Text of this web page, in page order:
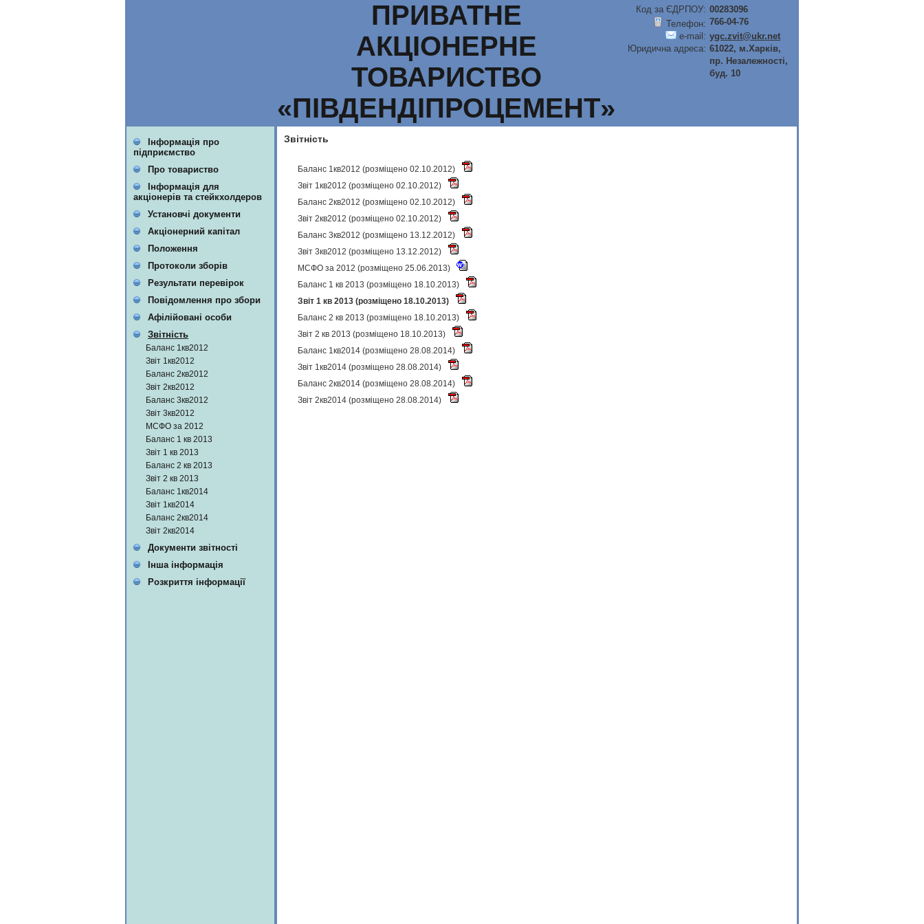
ПРИВАТНЕ
АКЦІОНЕРНЕ
ТОВАРИСТВО
«ПІВДЕНДІПРОЦЕМЕНТ»
Код за ЄДРПОУ: 00283096
Телефон: 766-04-76
e-mail: ygc.zvit@ukr.net
Юридична адреса: 61022, м.Харків,
пр. Незалежності,
буд. 10
Інформація про
підприємство
Про товариство
Інформація для
акціонерів та стейкхолдеров
Установчі документи
Акціонерний капітал
Положення
Протоколи зборів
Результати перевірок
Повідомлення про збори
Афілійовані особи
Звітність
Баланс 1кв2012
Звіт 1кв2012
Баланс 2кв2012
Звіт 2кв2012
Баланс 3кв2012
Звіт 3кв2012
МСФО за 2012
Баланс 1 кв 2013
Звіт 1 кв 2013
Баланс 2 кв 2013
Звіт 2 кв 2013
Баланс 1кв2014
Звіт 1кв2014
Баланс 2кв2014
Звіт 2кв2014
Документи звітності
Інша інформація
Розкриття інформації
Звітність
Баланс 1кв2012 (розміщено 02.10.2012)
Звіт 1кв2012 (розміщено 02.10.2012)
Баланс 2кв2012 (розміщено 02.10.2012)
Звіт 2кв2012 (розміщено 02.10.2012)
Баланс 3кв2012 (розміщено 13.12.2012)
Звіт 3кв2012 (розміщено 13.12.2012)
МСФО за 2012 (розміщено 25.06.2013)
Баланс 1 кв 2013 (розміщено 18.10.2013)
Звіт 1 кв 2013 (розміщено 18.10.2013)
Баланс 2 кв 2013 (розміщено 18.10.2013)
Звіт 2 кв 2013 (розміщено 18.10.2013)
Баланс 1кв2014 (розміщено 28.08.2014)
Звіт 1кв2014 (розміщено 28.08.2014)
Баланс 2кв2014 (розміщено 28.08.2014)
Звіт 2кв2014 (розміщено 28.08.2014)